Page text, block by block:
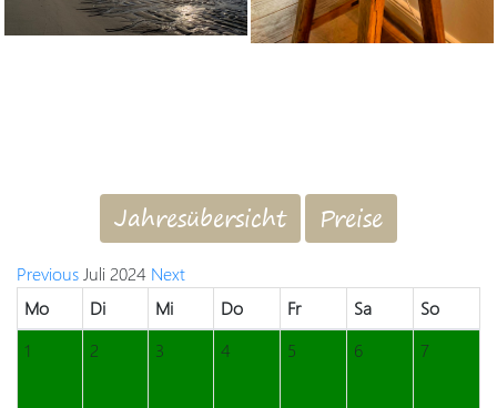
Jahresübersicht Preise
Previous Juli 2024 Next
Mo
Di Mi Do Fr Sa
So
1
2 3 4 5 6 7